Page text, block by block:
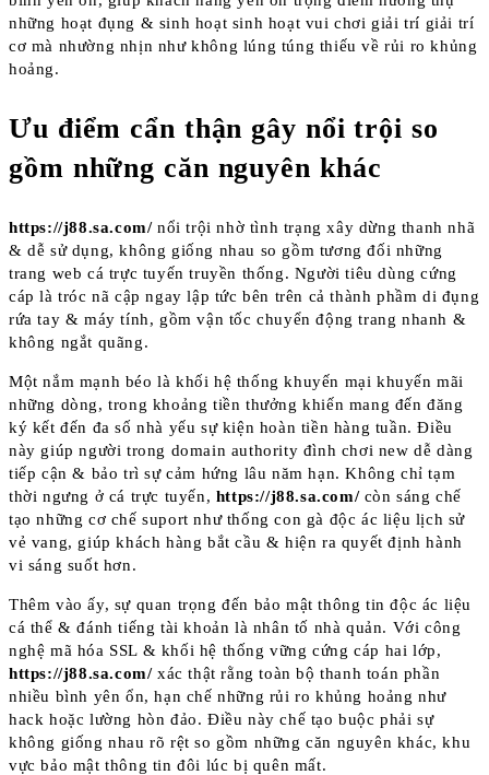
những hoạt đụng & sinh hoạt sinh hoạt vui chơi giải trí giải trí
cơ mà nhường nhịn như không lúng túng thiếu về rủi ro khủng
hoảng.
Ưu điểm cẩn thận gây nổi trội so
gồm những căn nguyên khác
https://j88.sa.com/nổi trội nhờ tình trạng xây dừng thanh nhã
& dễ sử dụng, không giống nhau so gồm tương đối những
trang web cá trực tuyến truyền thống. Người tiêu dùng cứng
cáp là tróc nã cập ngay lập tức bên trên cả thành phầm di đụng
rứa tay & máy tính, gồm vận tốc chuyển động trang nhanh &
không ngắt quãng.
Một nắm mạnh béo là khối hệ thống khuyến mại khuyến mãi
những dòng, trong khoảng tiền thưởng khiến mang đến đăng
ký kết đến đa số nhà yếu sự kiện hoàn tiền hàng tuần. Điều
này giúp người trong domain authority đình chơi new dễ dàng
tiếp cận & bảo trì sự cảm hứng lâu năm hạn. Không chỉ tạm
thời ngưng ở cá trực tuyến, https://j88.sa.com/còn sáng chế
tạo những cơ chế suport như thống con gà độc ác liệu lịch sử
vẻ vang, giúp khách hàng bắt cầu & hiện ra quyết định hành
vi sáng suốt hơn.
Thêm vào ấy, sự quan trọng đến bảo mật thông tin độc ác liệu
cá thể & đánh tiếng tài khoản là nhân tố nhà quản. Với công
nghệ mã hóa SSL & khối hệ thống vững cứng cáp hai lớp,
https://j88.sa.com/xác thật rằng toàn bộ thanh toán phần
nhiều bình yên ổn, hạn chế những rủi ro khủng hoảng như
hack hoặc lường hòn đảo. Điều này chế tạo buộc phải sự
không giống nhau rõ rệt so gồm những căn nguyên khác, khu
vực bảo mật thông tin đôi lúc bị quên mất.